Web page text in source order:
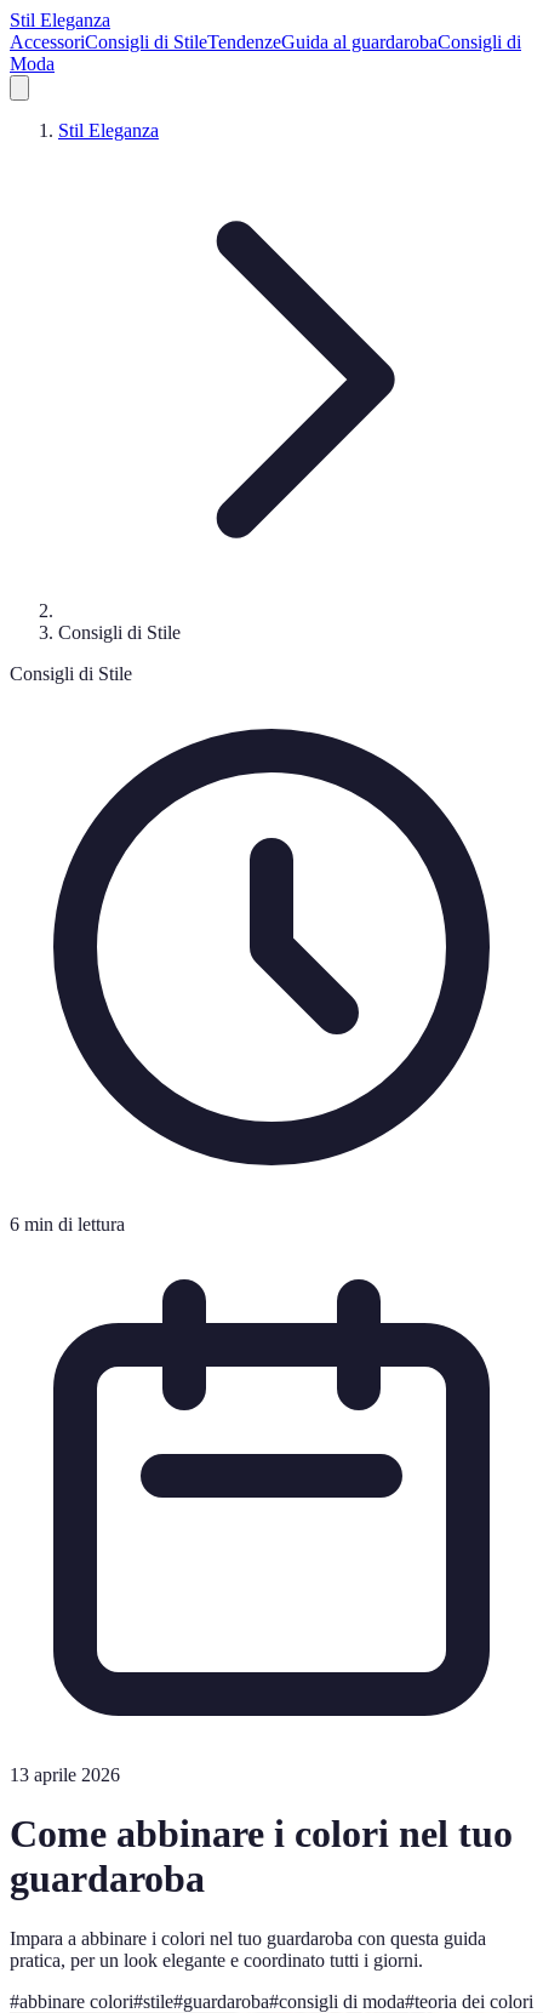
Stil Eleganza
AccessoriConsigli di StileTendenzeGuida al guardarobaConsigli di
Moda
Stil Eleganza
Consigli di Stile
Consigli di Stile
6 min di lettura
13 aprile 2026
Come abbinare i colori nel tuo
guardaroba
Impara a abbinare i colori nel tuo guardaroba con questa guida
pratica, per un look elegante e coordinato tutti i giorni.
#abbinare colori#stile#guardaroba#consigli di moda#teoria dei colori